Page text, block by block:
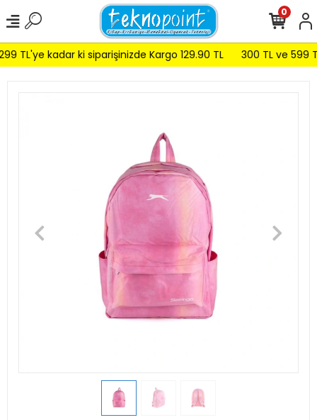
TL'ye kadar ki siparişinizde Kargo 129.90 TL 300 TL ve 599
0